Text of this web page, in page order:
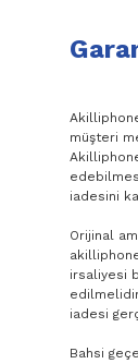
müşteri
iadesini
Orijinal
irsaliyesi
iadesi
Bahsi